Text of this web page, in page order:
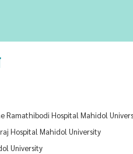
Ramathibodi Hospital Mahidol
Hospital Mahidol University
University